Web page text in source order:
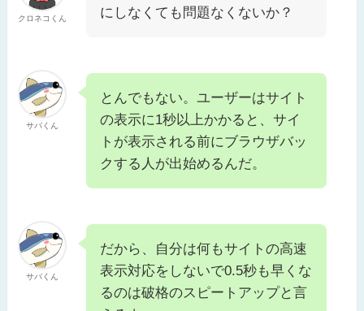
クロネコくん
にしなくても問題なくないか？
サバくん
とんでもない。ユーザーはサイト
の表示に1秒以上かかると、サイ
トが表示される前にブラウザバッ
クする人が出始めるんだ。
サバくん
だから、自分は何もサイトの高速
表示対応をしないで0.5秒も早くな
るのは破格のスピートアップと言